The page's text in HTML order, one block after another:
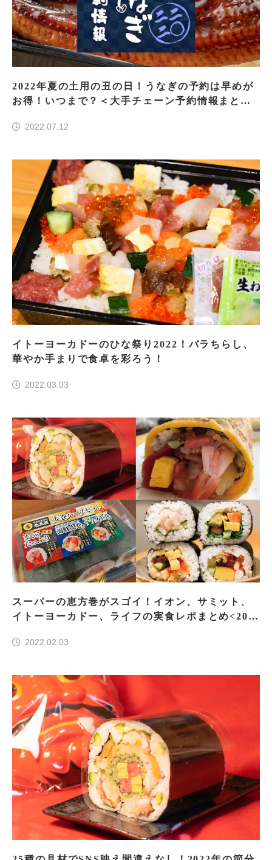
2022年夏の土用の丑の日！うなぎの予約は早めが
お得！いつまで？＜大手チェーン予約情報まとめ
2022.07.12
イトーヨーカドーのひな祭り2022！バラちらし、
華やか手まりで食卓を彩ろう！
2022.03.03
スーパーの恵方巻がスゴイ！イオン、サミット、
イトーヨーカドー、ライフの実食レポまとめ<202
2022.02.03